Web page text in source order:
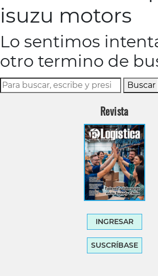
isuzu motors
Lo sentimos
otro termino de
Buscar
Revista
INGRESAR
SUSCRÍBASE